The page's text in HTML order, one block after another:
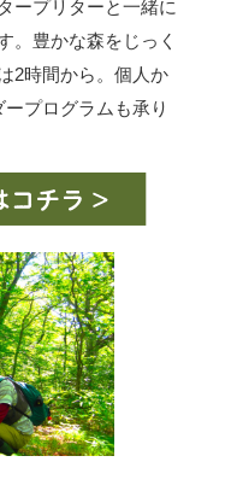
ープリターと一緒に
。豊かな森をじっく
2時間から。個人か
プログラムも承り